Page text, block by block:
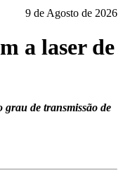
9 de Agosto de 2026
a laser de
grau de transmissão de